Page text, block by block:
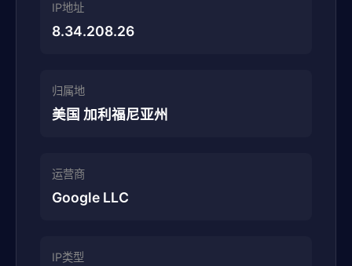
IP地址
8.34.208.26
归属地
美国 加利福尼亚州
运营商
Google LLC
IP类型